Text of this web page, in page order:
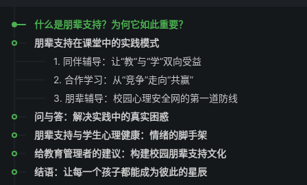
什么是朋辈支持？为何它如此重要？
朋辈支持在课堂中的实践模式
1. 同伴辅导：让“教”与“学”双向受益
2. 合作学习：从“竞争”走向“共赢”
3. 朋辈辅导：校园心理安全网的第一道防线
问与答：解决实践中的真实困惑
朋辈支持与学生心理健康：情绪的脚手架
给教育管理者的建议：构建校园朋辈支持文化
结语：让每一个孩子都能成为彼此的星辰